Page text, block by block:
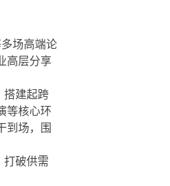
场高端论
高层分享
建起跨
等核心环
到场，围
破供需